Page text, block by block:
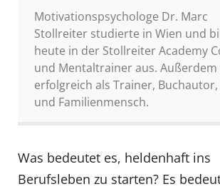
Motivationspsychologe Dr. Marc
Stollreiter studierte in Wien und
heute in der Stollreiter Academy
und Mentaltrainer aus.
erfolgreich als Trainer,
und Familienmensch.
Was bedeutet es, heldenhaft ins
Berufsleben zu starten? Es